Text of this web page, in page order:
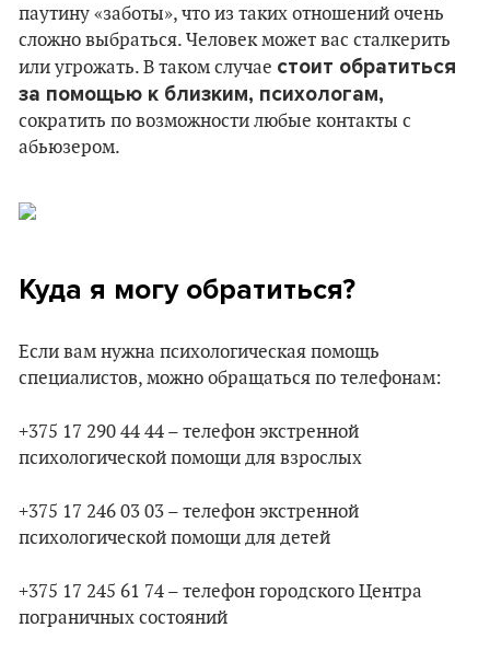
паутину «заботы», что из таких отношений очень
сложно выбраться. Человек может вас сталкерить
или угрожать. В таком случае стоит обратиться
за помощью к близким, психологам,
сократить по возможности любые контакты с
абьюзером.
Куда я могу обратиться?
Если вам нужна психологическая помощь
специалистов, можно обращаться по телефонам:
+375 17 290 44 44 – телефон экстренной
психологической помощи для взрослых
+375 17 246 03 03 – телефон экстренной
психологической помощи для детей
+375 17 245 61 74 – телефон городского Центра
пограничных состояний